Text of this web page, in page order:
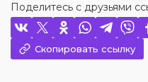
Поделитесь с друзьями
Скопировать ссылку